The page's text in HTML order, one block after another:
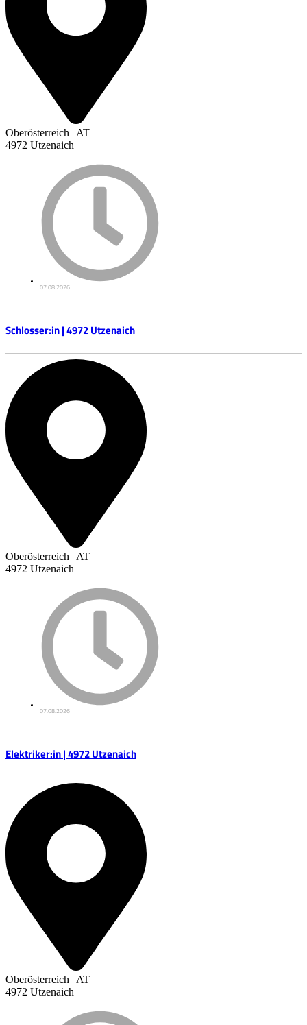
Oberösterreich | AT
4972 Utzenaich
07.08.2026
Schlosser:in | 4972 Utzenaich
Oberösterreich | AT
4972 Utzenaich
07.08.2026
Elektriker:in | 4972 Utzenaich
Oberösterreich | AT
4972 Utzenaich